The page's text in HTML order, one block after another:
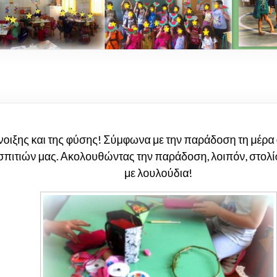
και της φύσης! Σύμφωνα με την παράδοση τη μέρα
μας. Ακολουθώντας την παράδοση, λοιπόν,
με λουλούδια!